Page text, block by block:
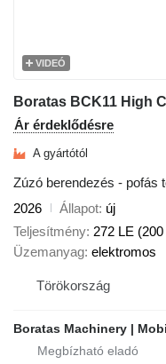
VIDEÓ
Ár érdeklődésre
A gyártótól
Zúzó berendezés - pofás
2026
Állapot új
Teljesítmény 272 LE
Üzemanyag elektromos
Törökország